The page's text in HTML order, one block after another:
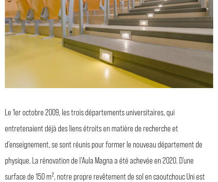
Le 1er octobre 2009, les trois départements universitaires, qui
entretenaient déjà des liens étroits en matière de recherche et
d’enseignement, se sont réunis pour former le nouveau département de
physique. La rénovation de l’Aula Magna a été achevée en 2020. D’une
surface de 150 m², notre propre revêtement de sol en caoutchouc Uni est